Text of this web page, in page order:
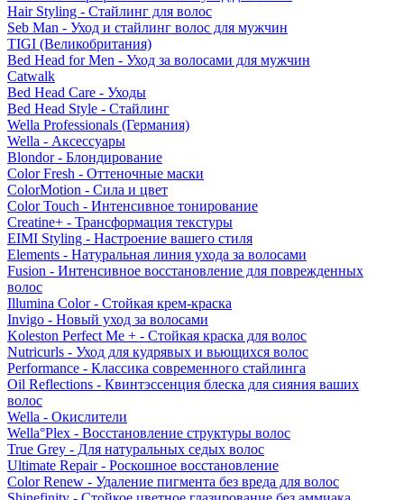
Hair Styling - Стайлинг для волос
Seb Man - Уход и стайлинг волос для мужчин
TIGI (Великобритания)
Bed Head for Men - Уход за волосами для мужчин
Catwalk
Bed Head Care - Уходы
Bed Head Style - Стайлинг
Wella Professionals (Германия)
Wella - Аксессуары
Blondor - Блондирование
Color Fresh - Оттеночные маски
ColorMotion - Сила и цвет
Color Touch - Интенсивное тонирование
Creatine+ - Трансформация текстуры
EIMI Styling - Настроение вашего стиля
Elements - Натуральная линия ухода за волосами
Fusion - Интенсивное восстановление для поврежденных
волос
Illumina Color - Стойкая крем-краска
Invigo - Новый уход за волосами
Koleston Perfect Me + - Стойкая краска для волос
Nutricurls - Уход для кудрявых и вьющихся волос
Performance - Классика современного стайлинга
Oil Reflections - Квинтэссенция блеска для сияния ваших
волос
Wella - Окислители
Wella°Plex - Восстановление структуры волос
True Grey - Для натуральных седых волос
Ultimate Repair - Роскошное восстановление
Color Renew - Удаление пигмента без вреда для волос